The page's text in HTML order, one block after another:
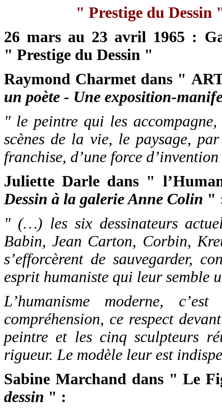
" Prestige du Dessin
26 mars au 23 avril 1965 :
" Prestige du Dessin "
Raymond Charmet dans "
un poète - Une exposition-
" le peintre qui les
scènes de la vie, le paysage,
franchise, d’une force
Juliette Darle dans "
Dessin à la galerie Anne Colin "
" (…) les six dessinateurs
Babin, Jean Carton, Corbin,
s’efforcèrent de sauvegarder,
esprit humaniste qui leur semble
L’humanisme moderne,
compréhension, ce respect
peintre et les cinq sculpteurs
rigueur. Le modèle leur est
Sabine Marchand dans " Le
dessin " :